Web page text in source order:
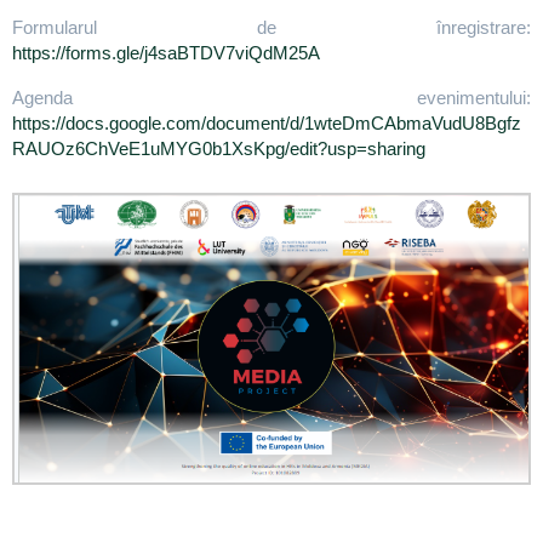
Formularul de înregistrare:
https://forms.gle/j4saBTDV7viQdM25A
Agenda evenimentului:
https://docs.google.com/document/d/1wteDmCAbmaVudU8Bgfz
RAUOz6ChVeE1uMYG0b1XsKpg/edit?usp=sharing